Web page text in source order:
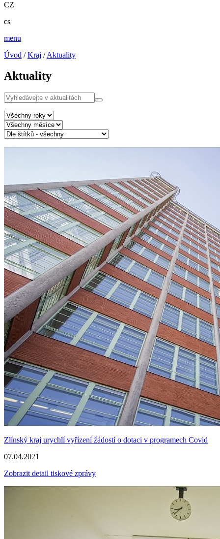
CZ
cs
menu
Úvod /Kraj /Aktuality
Aktuality
Zlínský kraj urychlí vyřízení žádostí o dotaci v programech Covid
07.04.2021
Zobrazit detail tiskové zprávy